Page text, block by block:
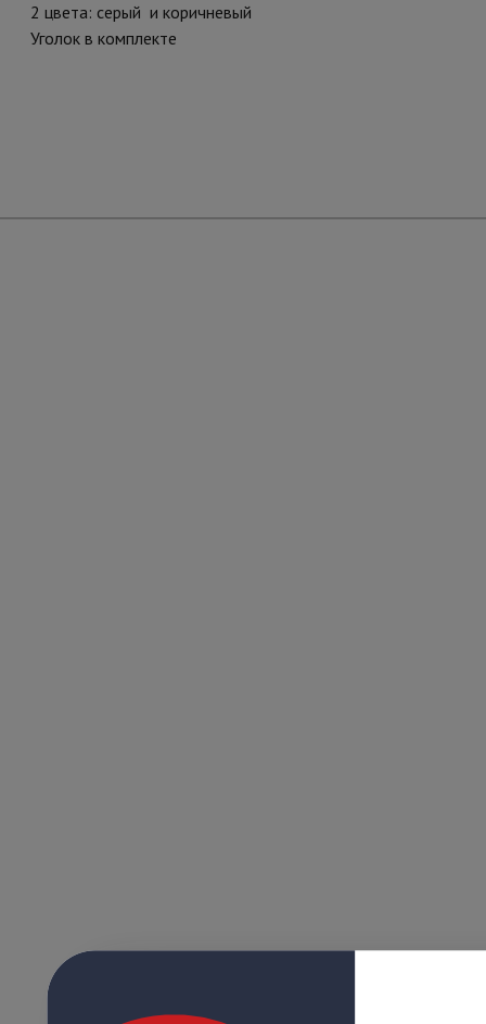
2 цвета: серый и коричневый
Уголок в комплекте